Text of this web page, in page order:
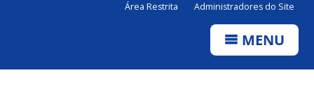
Área Restrita Administradores do Site
MENU